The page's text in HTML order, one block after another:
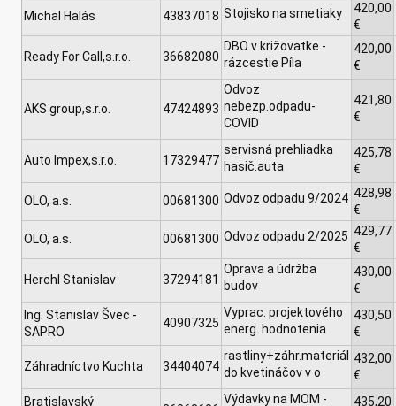
Michal Halás 43837018 Stojisko na smetiaky
420,00
€
Ready For Call,s.r.o. 36682080
DBO v križovatke -
rázcestie Píla
420,00
€
AKS group,s.r.o. 47424893
Odvoz
nebezp.odpadu-
COVID
421,80
€
Auto Impex,s.r.o. 17329477
servisná prehliadka
hasič.auta
425,78
€
OLO, a.s. 00681300 Odvoz odpadu 9/2024 428,98
€
OLO, a.s. 00681300 Odvoz odpadu 2/2025 429,77
€
Herchl Stanislav 37294181
Oprava a údržba
budov
430,00
€
Ing. Stanislav Švec -
SAPRO
40907325
Vyprac. projektového
energ. hodnotenia
430,50
€
Záhradníctvo Kuchta 34404074
rastliny+záhr.materiál
do kvetináčov v o
432,00
€
Bratislavský
Výdavky na MOM - 435,20